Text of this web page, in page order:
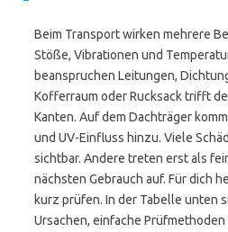
Beim Transport wirken mehrere
Stöße, Vibrationen und
beanspruchen Leitungen,
Kofferraum oder Rucksack trifft
Kanten. Auf dem Dachträger
und UV-Einfluss hinzu. Viele
sichtbar. Andere treten erst als
nächsten Gebrauch auf. Für dich
kurz prüfen. In der Tabelle unten
Ursachen, einfache